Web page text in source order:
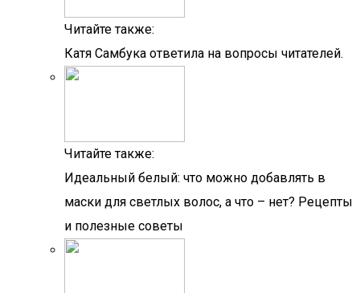
Читайте также:
Катя Самбука ответила на вопросы читателей.
Читайте также:
Идеальный белый: что можно добавлять в
маски для светлых волос, а что – нет? Рецепты
и полезные советы